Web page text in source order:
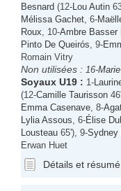
Besnard (12- Lou Autin
Mélissa Gachet , 6-
Roux , 10-Ambre Basser
Pinto De Queirós , 9-
Romain Vitry
Non utilisées : 16-
Soyaux U19 : 1-
(12-Camille Taurisson
Emma Casenave , 8-
Lylia Assous , 6-Élise
Lousteau 65'), 9-Sydney
Erwan Huet
Détails et